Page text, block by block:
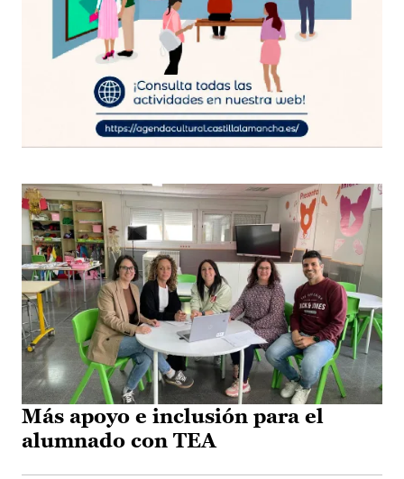
Más apoyo e inclusión para el
alumnado con TEA